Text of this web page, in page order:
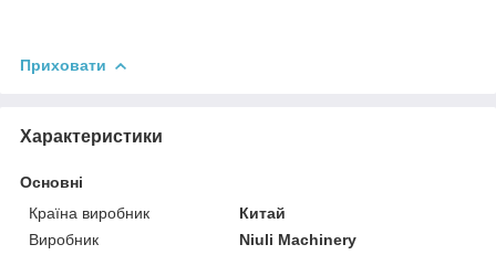
Приховати
Характеристики
Основні
Країна виробник
Китай
Виробник
Niuli Machinery